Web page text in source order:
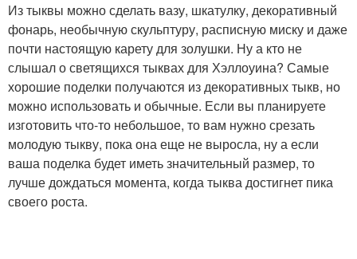
Из тыквы можно сделать вазу, шкатулку, декоративный
фонарь, необычную скульптуру, расписную миску и даже
почти настоящую карету для золушки. Ну а кто не
слышал о светящихся тыквах для Хэллоуина? Самые
хорошие поделки получаются из декоративных тыкв, но
можно использовать и обычные. Если вы планируете
изготовить что-то небольшое, то вам нужно срезать
молодую тыкву, пока она еще не выросла, ну а если
ваша поделка будет иметь значительный размер, то
лучше дождаться момента, когда тыква достигнет пика
своего роста.